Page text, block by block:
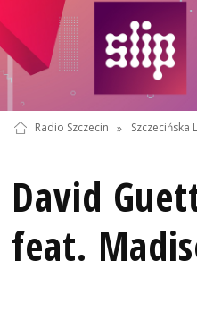
Radio Szczecin » Szczecińska
David
feat.